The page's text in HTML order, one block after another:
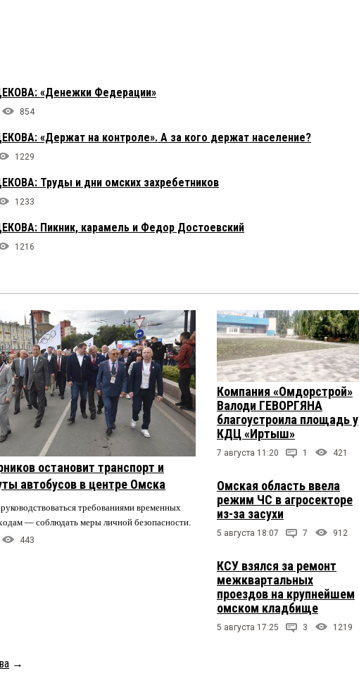
«Денежки Федерации»
854
«Держат на контроле». А за кого держат население?
1229
Труды и дни омских захребетников
1233
Пикник, карамель и Федор Достоевский
1216
остановит транспорт и
автобусов в центре Омска
требованиями временных
— соблюдать меры личной безопасности.
443
Компания «Омдорстрой»
Валоди ГЕВОРГЯНА
благоустроила площадь у
КДЦ «Иртыш»
7 августа 11:20 1 421
Омская область ввела
режим ЧС в агросекторе
из-за засухи
5 августа 18:07 7 912
КСУ взялся за ремонт
межквартальных
проездов на крупнейшем
омском кладбище
5 августа 17:25 3 1219
→